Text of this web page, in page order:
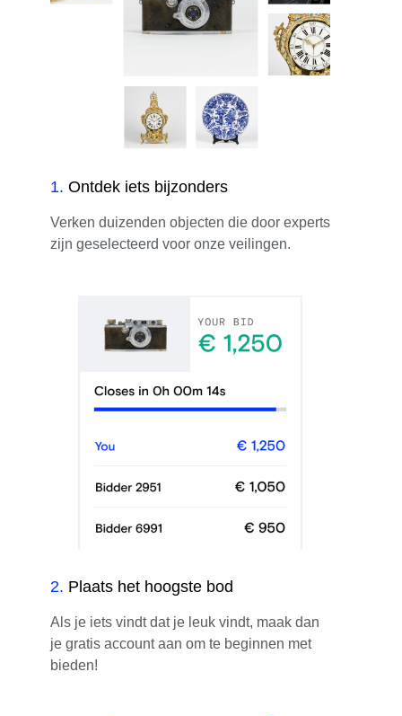
1. Ontdek iets bijzonders
Verken duizenden objecten die door experts
zijn geselecteerd voor onze veilingen.
2. Plaats het hoogste bod
Als je iets vindt dat je leuk vindt, maak dan
je gratis account aan om te beginnen met
bieden!